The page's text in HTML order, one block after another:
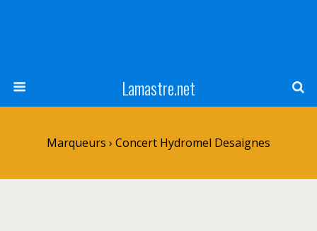
Lamastre.net
Marqueurs › Concert Hydromel Desaignes